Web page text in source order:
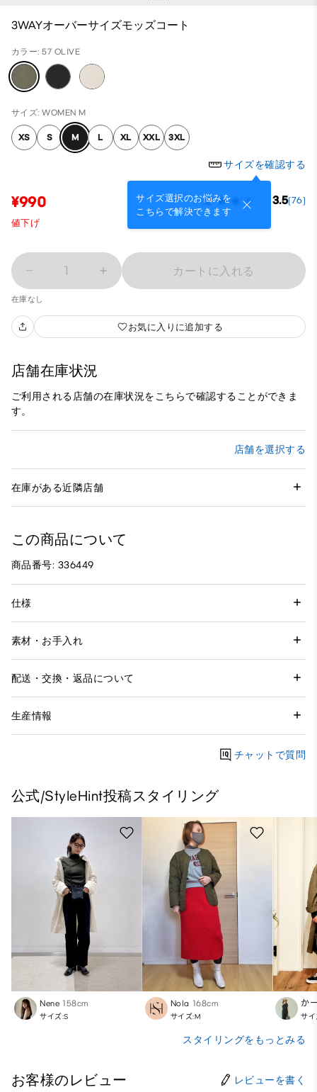
3WAYオーバーサイズモッズコート
カラー: 57 OLIVE
サイズ: WOMEN M
XS S M L XL XXL 3XL
サイズを確認する
サイズ選択のお悩みを
こちらで解決できます
¥990 3.5(76)
値下げ
1 カートに入れる
在庫なし
お気に入りに追加する
店舗在庫状況
ご利用される店舗の在庫状況をこちらで確認することができま
す。
店舗を選択する
在庫がある近隣店舗
この商品について
商品番号: 336449
仕様
素材・お手入れ
配送・交換・返品について
生産情報
チャットで質問
公式/StyleHint投稿スタイリング
Nene 158cm
サイズ:S
Nola 168cm
サイズ:M
か
サイ
スタイリングをもっとみる
お客様のレビュー レビューを書く